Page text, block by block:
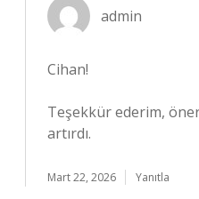
admin
Cihan!
Teşekkür ederim,
artırdı.
Mart 22, 2026 Yanıtla